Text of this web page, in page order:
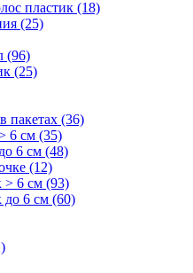
пластик (18)
(25)
(96)
(25)
пакетах (36)
6 см (35)
6 см (48)
(12)
> 6 см (93)
до 6 см (60)